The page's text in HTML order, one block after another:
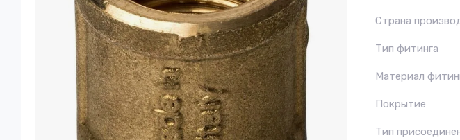
Страна
Тип фитинга
Материал
Покрытие
Тип